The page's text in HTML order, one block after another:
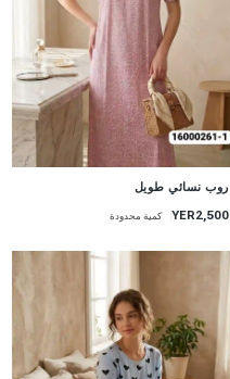
روب نسائي طويل
YER2,500 كمية محدودة